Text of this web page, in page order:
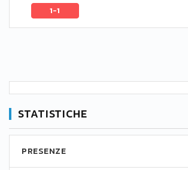
1-1
STATISTICHE
PRESENZE